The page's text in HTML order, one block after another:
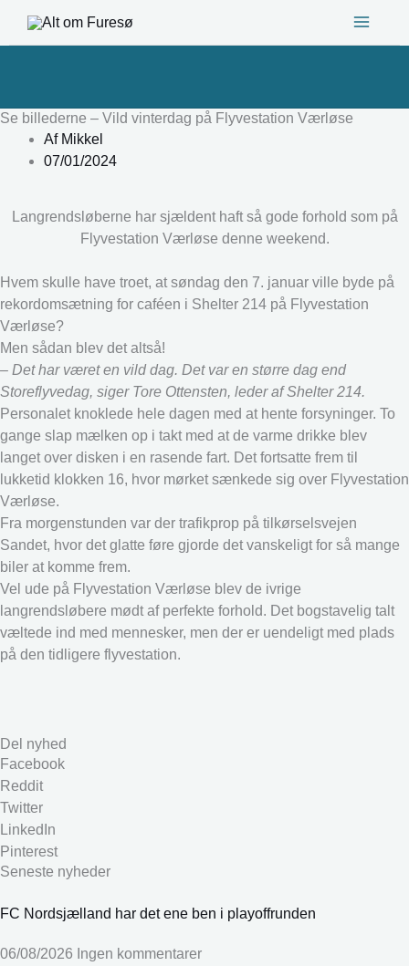
Se billederne – Vild vinterdag på Flyvestation Værløse
AfMikkel
07/01/2024
Langrendsløberne har sjældent haft så gode forhold som på
Flyvestation Værløse denne weekend.
Hvem skulle have troet, at søndag den 7. januar ville byde på
rekordomsætning for caféen i Shelter 214 på Flyvestation
Værløse?
Men sådan blev det altså!
– Det har været en vild dag. Det var en større dag end
Storeflyvedag, siger Tore Ottensten, leder af Shelter 214.
Personalet knoklede hele dagen med at hente forsyninger. To
gange slap mælken op i takt med at de varme drikke blev
langet over disken i en rasende fart. Det fortsatte frem til
lukketid klokken 16, hvor mørket sænkede sig over Flyvestation
Værløse.
Fra morgenstunden var der trafikprop på tilkørselsvejen
Sandet, hvor det glatte føre gjorde det vanskeligt for så mange
biler at komme frem.
Vel ude på Flyvestation Værløse blev de ivrige
langrendsløbere mødt af perfekte forhold. Det bogstavelig talt
væltede ind med mennesker, men der er uendeligt med plads
på den tidligere flyvestation.
Del nyhed
Facebook
Reddit
Twitter
LinkedIn
Pinterest
Seneste nyheder
FC Nordsjælland har det ene ben i playoffrunden
06/08/2026 Ingen kommentarer